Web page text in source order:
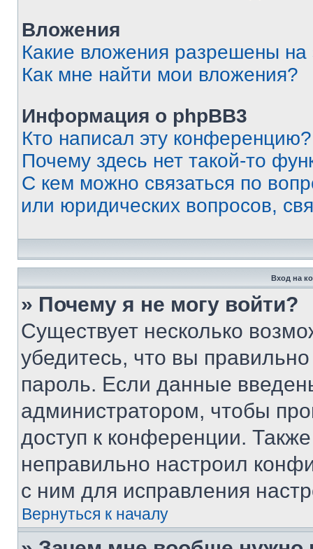
Вложения
Какие вложения разрешены
Как мне найти мои вложения?
Информация о phpBB3
Кто написал эту конференцию?
Почему здесь нет такой-то
С кем можно связаться по
или юридических вопросов,
Вход на
» Почему я не могу войти?
Существует несколько
убедитесь, что вы
пароль. Если данные
администратором, чтобы
доступ к конференции.
неправильно настроил
с ним для исправления
Вернуться к началу